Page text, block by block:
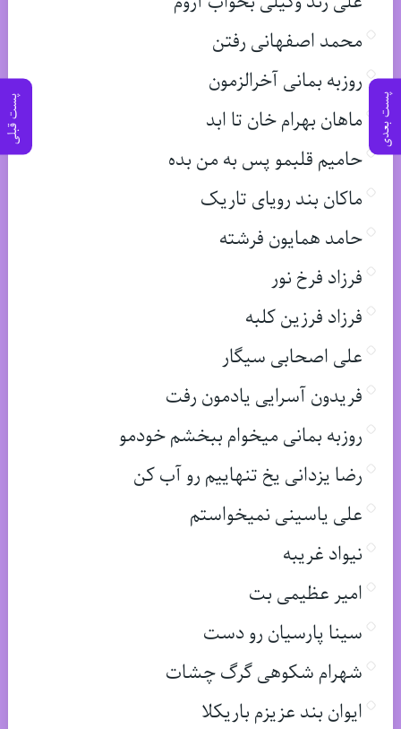
پست بعدی پست قبلی
محمد اصفهانی رفتن
روزبه بمانی آخرالزمون
ماهان بهرام خان تا ابد
حامیم قلبمو پس به من بده
ماکان بند رویای تاریک
حامد همایون فرشته
فرزاد فرخ نور
فرزاد فرزین کلبه
علی اصحابی سیگار
فریدون آسرایی یادمون رفت
روزبه بمانی میخوام ببخشم خودمو
رضا یزدانی یخ تنهاییم رو آب کن
علی یاسینی نمیخواستم
نیواد غریبه
امیر عظیمی بت
سینا پارسیان رو دست
شهرام شکوهی گرگ چشات
ایوان بند عزیزم باریکلا